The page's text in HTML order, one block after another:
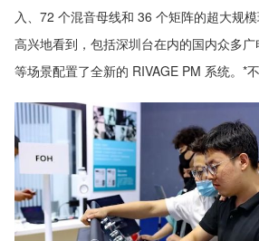
入、72 个混音母线和 36 个矩阵的超大规
高兴地看到，包括深圳台在内的国内众多
等场景配置了全新的 RIVAGE PM 系统。*